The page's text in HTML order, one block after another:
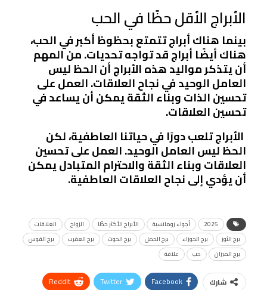
الأبراج الأقل حظًا في الحب
بينما هناك أبراج تتمتع بحظوظ أكبر في الحب،
هناك أيضًا أبراج قد تواجه تحديات. من المهم
أن يتذكر مواليد هذه الأبراج أن الحظ ليس
العامل الوحيد في نجاح العلاقات. العمل على
تحسين الذات وبناء الثقة يمكن أن يساعد في
تحسين العلاقات.
الأبراج تلعب دورًا في حياتنا العاطفية، لكن
الحظ ليس العامل الوحيد. العمل على تحسين
العلاقات وبناء الثقة والاحترام المتبادل يمكن
أن يؤدي إلى نجاح العلاقات العاطفية.
2025 أجواء رومانسية الأبراج الأكثر حظًا الزواج
العلاقات
برج الثور
برج الجوزاء برج الحمل برج الحوت برج العقرب
برج القوس
برج الميزان
حب علاقة
شارك Facebook
Twitter
ReddIt